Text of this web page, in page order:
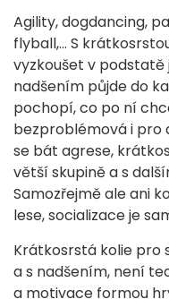
Agility, dogdancing,
flyball,… S
vyzkoušet v podstatě
nadšením půjde do
pochopí, co po ní
bezproblémová i pro
se bát agrese,
větší skupině a s
Samozřejmě ale ani
lese, socializace je
Krátkosrstá kolie pro
a s nadšením, není
a motivace formou